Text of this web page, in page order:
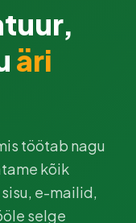
äri
töötab nagu
kõik
e-mailid,
selge